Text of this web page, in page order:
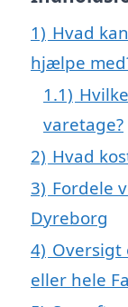
1) Hvad
hjælpe
1.1)
varetage?
2) Hvad
3) Fordele
Dyreborg
4)
eller hele